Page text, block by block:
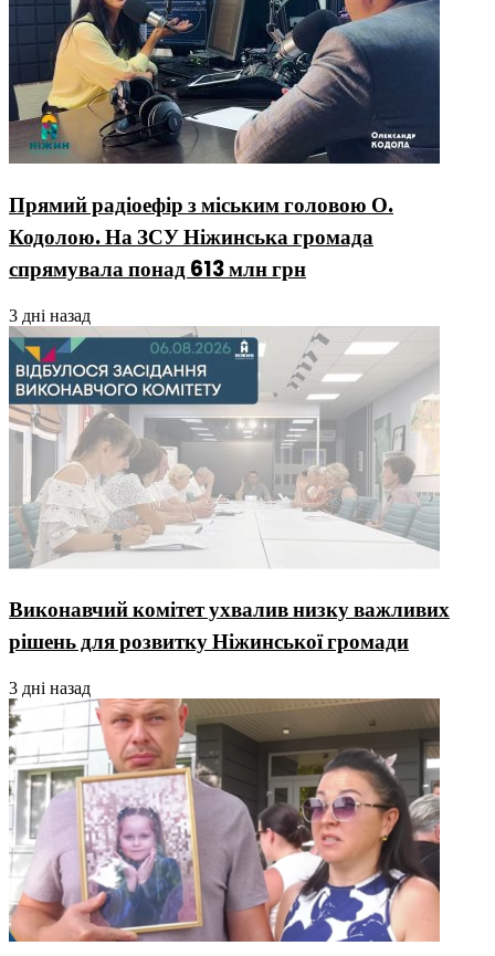
Прямий радіоефір з міським головою О.
Кодолою. На ЗСУ Ніжинська громада
спрямувала понад 613 млн грн
3 дні назад
Виконавчий комітет ухвалив низку важливих
рішень для розвитку Ніжинської громади
3 дні назад